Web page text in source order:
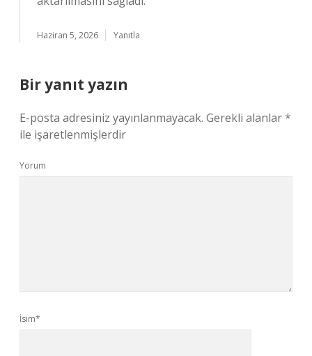
Haziran 5, 2026 Yanıtla
Bir yanıt yazın
E-posta adresiniz yayınlanmayacak. Gerekli alanlar*
ile işaretlenmişlerdir
Yorum
İsim*